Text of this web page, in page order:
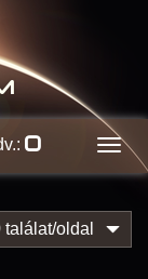
találat/oldal